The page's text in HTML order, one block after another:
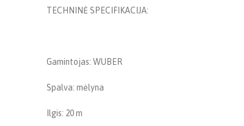
TECHNINĖ SPECIFIKACIJA:
Gamintojas: WUBER
Spalva: mėlyna
Ilgis: 20 m